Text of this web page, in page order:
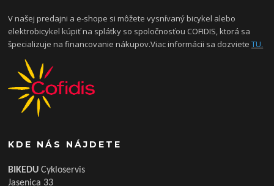
V našej predajni a e-shope si môžete vysnívaný bicykel alebo
elektrobicykel kúpiť na splátky so spoločnosťou COFIDIS, ktorá sa
špecializuje na financovanie nákupov.Viac informácii sa dozvieteTU.
KDE NÁS NÁJDETE
BIKEDUCykloservis
Jasenica 33